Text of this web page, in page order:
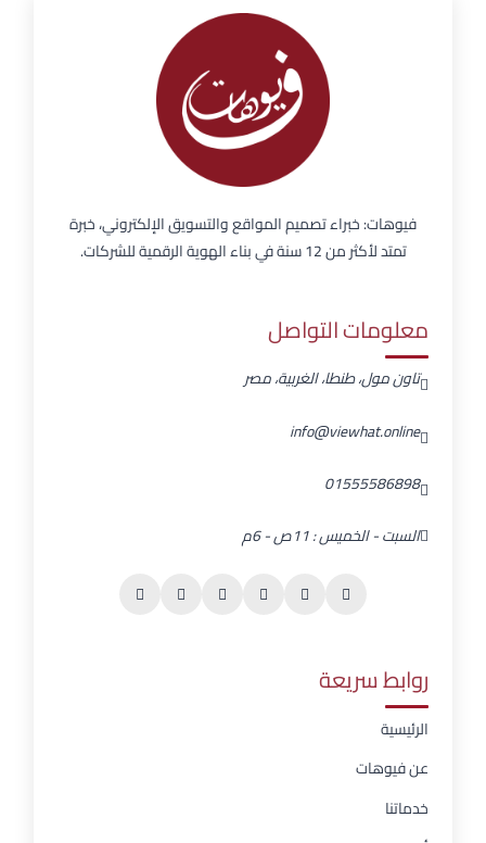
فيوهات: خبراء تصميم المواقع والتسويق الإلكتروني، خبرة
تمتد لأكثر من 12 سنة في بناء الهوية الرقمية للشركات.
معلومات التواصل
تاون مول، طنطا، الغربية، مصر
info@viewhat.online
01555586898
السبت - الخميس : 11ص - 6م
روابط سريعة
الرئيسية
عن فيوهات
خدماتنا